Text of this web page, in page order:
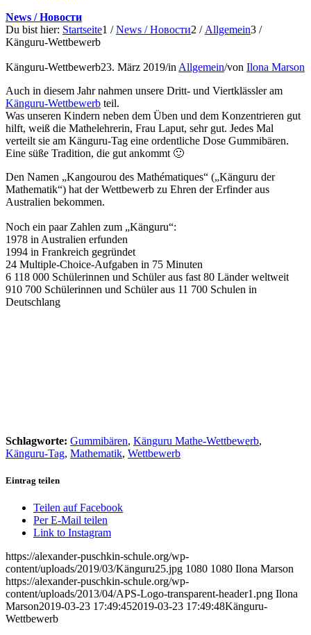
News / Новости
Du bist hier: Startseite1 / News / Новости2 / Allgemein3 /
Känguru-Wettbewerb
Känguru-Wettbewerb23. März 2019/in Allgemein/von Ilona Marson
Auch in diesem Jahr nahmen unsere Dritt- und Viertklässler am
Känguru-Wettbewerb teil.
Was unseren Kindern neben dem Üben und dem Konzentrieren gut
hilft, weiß die Mathelehrerin, Frau Laput, sehr gut. Jedes Mal
verteilt sie am Känguru-Tag eine ordentliche Dose Gummibären.
Eine süße Tradition, die gut ankommt 🙂
Den Namen „Kangourou des Mathématiques“ („Känguru der
Mathematik“) hat der Wettbewerb zu Ehren der Erfinder aus
Australien bekommen.
Noch ein paar Zahlen zum „Känguru“:
1978 in Australien erfunden
1994 in Frankreich gegründet
24 Multiple-Choice-Aufgaben in 75 Minuten
6 118 000 Schülerinnen und Schüler aus fast 80 Länder weltweit
910 700 Schülerinnen und Schüler aus 11 700 Schulen in
Deutschlang
Schlagworte: Gummibären, Känguru Mathe-Wettbewerb,
Känguru-Tag, Mathematik, Wettbewerb
Eintrag teilen
Teilen auf Facebook
Per E-Mail teilen
Link to Instagram
https://alexander-puschkin-schule.org/wp-
content/uploads/2019/03/Känguru25.jpg 1080 1080 Ilona Marson
https://alexander-puschkin-schule.org/wp-
content/uploads/2013/04/APS-Logo-transparent-header1.png Ilona
Marson2019-03-23 17:49:452019-03-23 17:49:48Känguru-
Wettbewerb